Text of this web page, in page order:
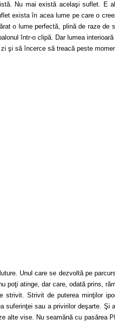
Nu mai există acelaşi suflet. E
exista în acea lume pe care o
o lume perfectă, plină de raze
într-o clipă. Dar lumea
şi să încerce să treacă peste
Unul care se dezvoltă pe
poţi atinge, dar care, odată prins,
strivit. Strivit de puterea minţilor
suferinţei sau a privirilor deşarte. Şi
alte vise. Nu seamănă cu pasărea